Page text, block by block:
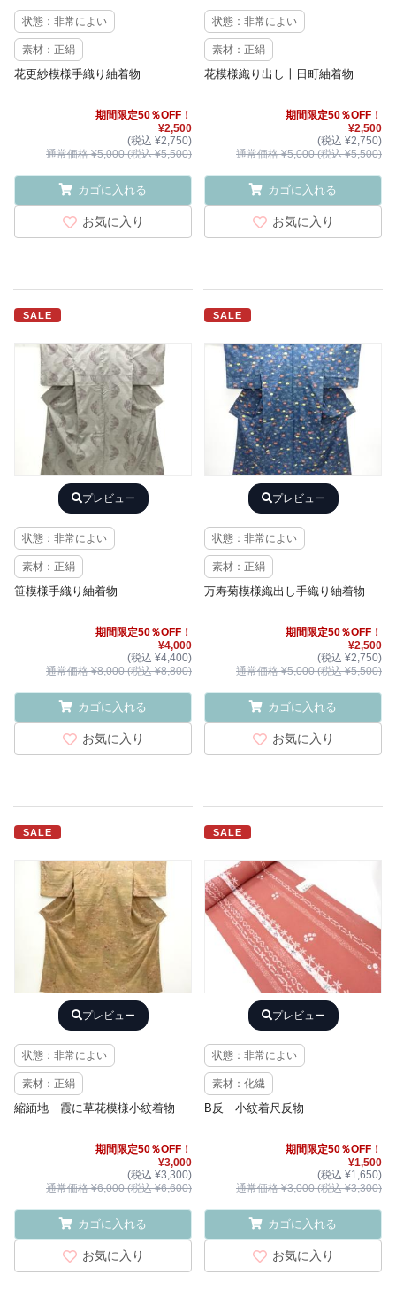
状態：非常によい
素材：正絹
花更紗模様手織り紬着物
期間限定50％OFF！
¥2,500
(税込 ¥2,750)
通常価格 ¥5,000 (税込 ¥5,500)
カゴに入れる
お気に入り
状態：非常によい
素材：正絹
花模様織り出し十日町紬着物
期間限定50％OFF！
¥2,500
(税込 ¥2,750)
通常価格 ¥5,000 (税込 ¥5,500)
カゴに入れる
お気に入り
SALE
プレビュー
状態：非常によい
素材：正絹
笹模様手織り紬着物
期間限定50％OFF！
¥4,000
(税込 ¥4,400)
通常価格 ¥8,000 (税込 ¥8,800)
カゴに入れる
お気に入り
SALE
プレビュー
状態：非常によい
素材：正絹
万寿菊模様織出し手織り紬着物
期間限定50％OFF！
¥2,500
(税込 ¥2,750)
通常価格 ¥5,000 (税込 ¥5,500)
カゴに入れる
お気に入り
SALE
プレビュー
状態：非常によい
素材：正絹
縮緬地 霞に草花模様小紋着物
期間限定50％OFF！
¥3,000
(税込 ¥3,300)
通常価格 ¥6,000 (税込 ¥6,600)
カゴに入れる
お気に入り
SALE
プレビュー
状態：非常によい
素材：化繊
B反 小紋着尺反物
期間限定50％OFF！
¥1,500
(税込 ¥1,650)
通常価格 ¥3,000 (税込 ¥3,300)
カゴに入れる
お気に入り